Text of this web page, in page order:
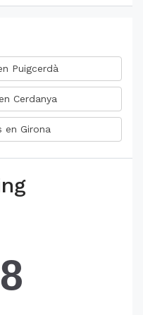
Puigcerdà
Cerdanya
en Girona
8